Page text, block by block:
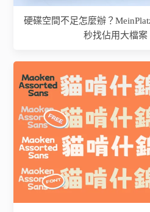
硬碟空間不足怎麼辦？
秒找佔用大檔案